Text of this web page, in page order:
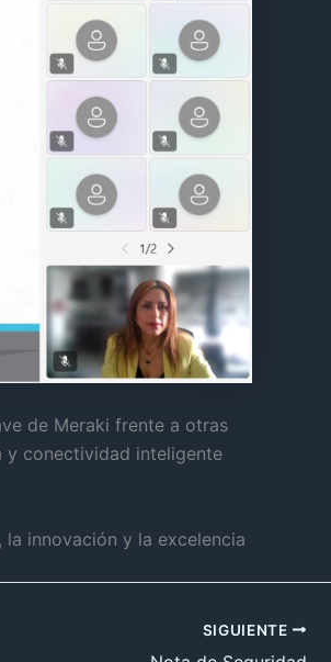
de Meraki frente a otras
y conectividad inteligente
innovación y la excelencia
SIGUIENTE